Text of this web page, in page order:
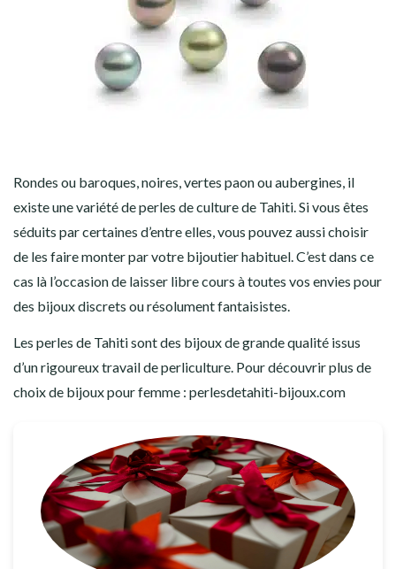
Rondes ou baroques, noires, vertes paon ou aubergines, il
existe une variété de perles de culture de Tahiti. Si vous êtes
séduits par certaines d’entre elles, vous pouvez aussi choisir
de les faire monter par votre bijoutier habituel. C’est dans ce
cas là l’occasion de laisser libre cours à toutes vos envies pour
des bijoux discrets ou résolument fantaisistes.
Les perles de Tahiti sont des bijoux de grande qualité issus
d’un rigoureux travail de perliculture. Pour découvrir plus de
choix de bijoux pour femme : perlesdetahiti-bijoux.com